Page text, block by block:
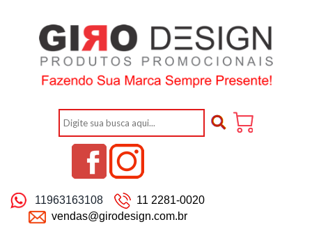
11963163108
11 2281-0020
vendas@girodesign.com.br